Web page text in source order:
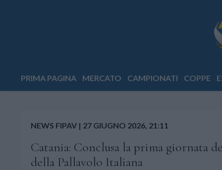
PRIMA PAGINA MERCATO CAMPIONATI COPPE
NEWS FIPAV | 27 GIUGNO 2026, 21:11
Catania: Conclusa la prima giornata
della Pallavolo Italiana